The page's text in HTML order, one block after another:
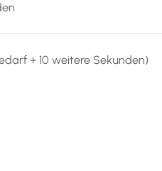
+ 10 weitere Sekunden)